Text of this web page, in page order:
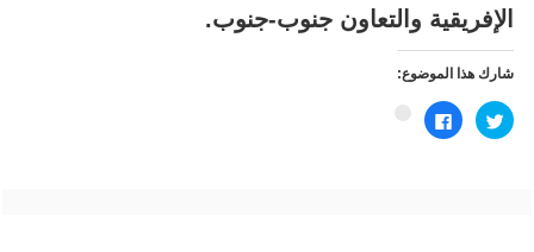
الإفريقية والتعاون جنوب-جنوب.
شارك هذا الموضوع:
اضغط
للمشاركة
على
انقر
للمشاركة
على